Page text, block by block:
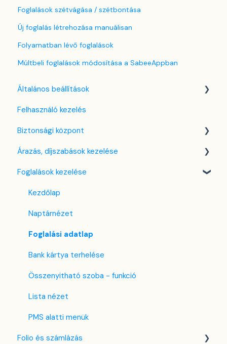
Foglalások szétvágása / szétbontása
Új foglalás létrehozása manuálisan
Folyamatban lévő foglalások
Múltbeli foglalások módosítása a SabeeAppban
Általános beállítások
Nyelv beállítások
Cég / Szálláshely beállítások
Adó beállítások
Szabályzatok beállítása
Szobák beállításai
Partnerek
Szolgáltatások
Email sablonok beállítása
Housekeeping
Számla beállítások
Előfizetés
Regisztrációs adatlap
Felhasználó kezelés
Biztonsági központ
Kulcsfájl kezelés
Két-faktoros autentikáció (2FA)
Bejelentkezés a SabeeApp fiókba
Árazás, díjszabások kezelése
Díjszabás beállítások
Árttípusok Engedélyezése / Tiltása
CTA / CTD
Kuponok
Foglalások kezelése
Kezdőlap
Naptárnézet
Foglalási adatlap
Bank kártya terhelése
Összenyitható szoba - funkció
Lista nézet
PMS alatti menük
Folio és számlázás